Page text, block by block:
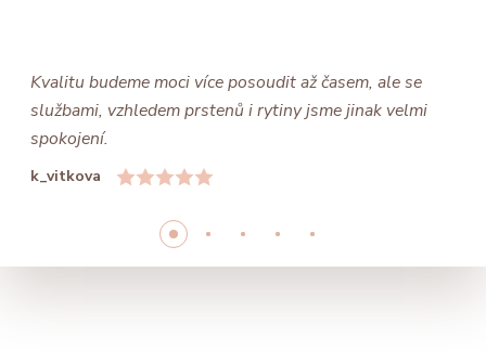
Kvalitu budeme moci více posoudit až časem, ale se
službami, vzhledem prstenů i rytiny jsme jinak velmi
spokojení.
k_vitkova